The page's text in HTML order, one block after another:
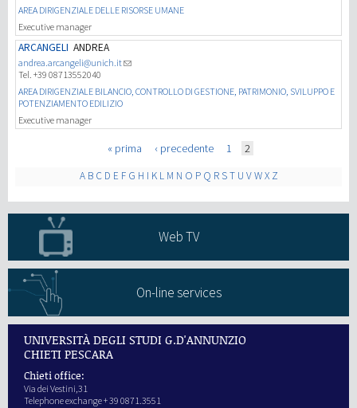
AREA DIRIGENZIALE DELLE RISORSE UMANE
Executive manager
ARCANGELI ANDREA
andrea.arcangeli@unich.it
Tel. +39 08713552040
AREA DIRIGENZIALE BILANCIO, CONTROLLO DI GESTIONE, PATRIMONIO, SVILUPPO E
POTENZIAMENTO EDILIZIO
Executive manager
« prima ‹ precedente 1 2
A B C D E F G H I K L M N O P Q R S T U V W X Z
Web TV
On-line services
UNIVERSITÀ DEGLI STUDI G.D'ANNUNZIO
CHIETI PESCARA
Chieti office:
Via dei Vestini,31
Telephone exchange + 39 0871.3551